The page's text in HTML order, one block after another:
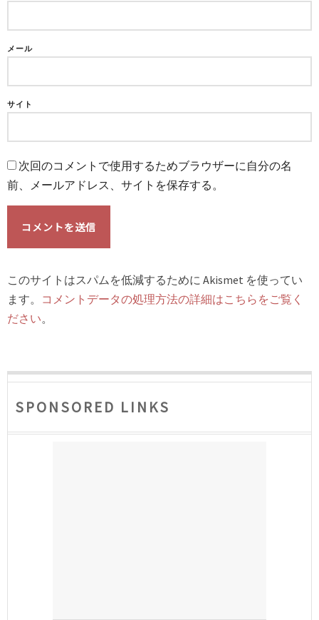
メール
サイト
次回のコメントで使用するためブラウザーに自分の名
前、メールアドレス、サイトを保存する。
このサイトはスパムを低減するために Akismet を使ってい
ます。 コメントデータの処理方法の詳細はこちらをご覧く
ださい。
SPONSORED LINKS